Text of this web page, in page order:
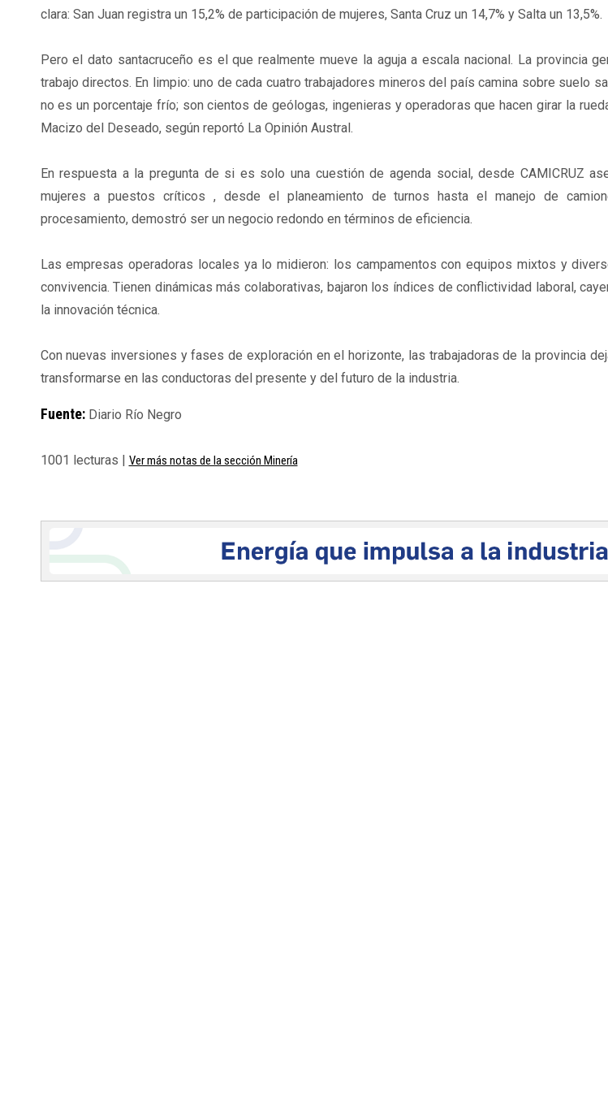
clara: San Juan registra un 15,2% de participación de mujeres, Santa Cruz un 14,7% y Salta un 13,5%.
Pero el dato santacruceño es el que realmente mueve la aguja a escala nacional. La provincia
trabajo directos. En limpio: uno de cada cuatro trabajadores mineros del país camina sobre suelo
no es un porcentaje frío; son cientos de geólogas, ingenieras y operadoras que hacen girar la
Macizo del Deseado, según reportó La Opinión Austral.
En respuesta a la pregunta de si es solo una cuestión de agenda social, desde CAMICRUZ
mujeres a puestos críticos , desde el planeamiento de turnos hasta el manejo de
procesamiento, demostró ser un negocio redondo en términos de eficiencia.
Las empresas operadoras locales ya lo midieron: los campamentos con equipos mixtos y
convivencia. Tienen dinámicas más colaborativas, bajaron los índices de conflictividad laboral,
la innovación técnica.
Con nuevas inversiones y fases de exploración en el horizonte, las trabajadoras de la provincia
transformarse en las conductoras del presente y del futuro de la industria.
Fuente:Diario Río Negro
1001 lecturas | Ver más notas de la sección Minería